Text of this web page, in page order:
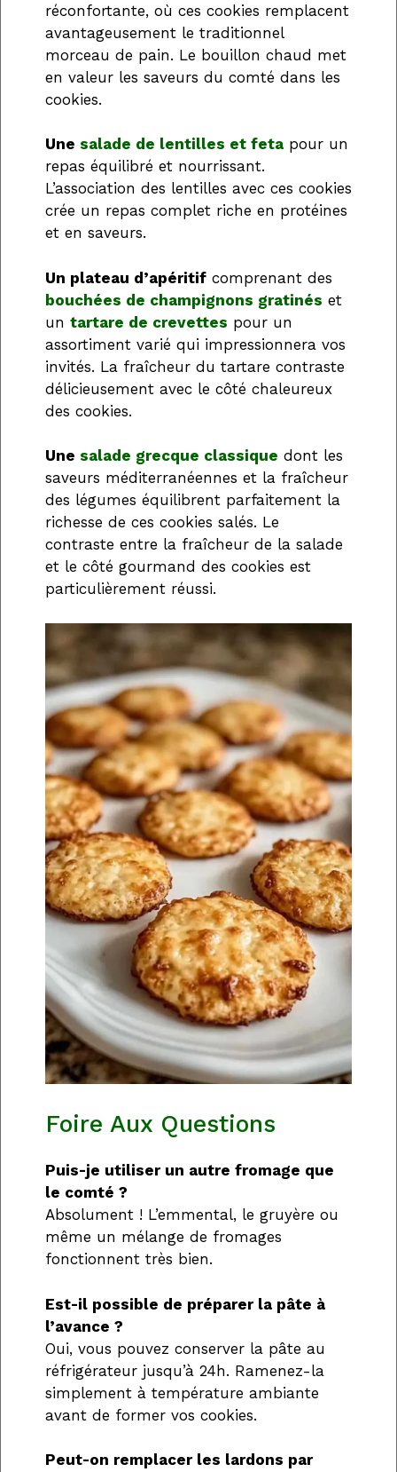
réconfortante, où ces cookies remplacent
avantageusement le traditionnel
morceau de pain. Le bouillon chaud met
en valeur les saveurs du comté dans les
cookies.
Une salade de lentilles et feta pour un
repas équilibré et nourrissant.
L’association des lentilles avec ces cookies
crée un repas complet riche en protéines
et en saveurs.
Un plateau d’apéritif comprenant des
bouchées de champignons gratinés et
un tartare de crevettes pour un
assortiment varié qui impressionnera vos
invités. La fraîcheur du tartare contraste
délicieusement avec le côté chaleureux
des cookies.
Une salade grecque classique dont les
saveurs méditerranéennes et la fraîcheur
des légumes équilibrent parfaitement la
richesse de ces cookies salés. Le
contraste entre la fraîcheur de la salade
et le côté gourmand des cookies est
particulièrement réussi.
Foire Aux Questions
Puis-je utiliser un autre fromage que
le comté ?
Absolument ! L’emmental, le gruyère ou
même un mélange de fromages
fonctionnent très bien.
Est-il possible de préparer la pâte à
l’avance ?
Oui, vous pouvez conserver la pâte au
réfrigérateur jusqu’à 24h. Ramenez-la
simplement à température ambiante
avant de former vos cookies.
Peut-on remplacer les lardons par